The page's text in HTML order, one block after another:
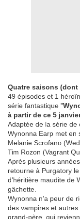
Quatre saisons
49 épisodes et 1
série fantastique "
à partir de ce 5
Adaptée de la série de
Wynonna Earp met en
Melanie Scrofano
Tim Rozon (Vagrant
Après plusieurs
retourne à Purgatory
d’héritière maudite de
gâchette.
Wynonna n’a peur de
des vampires et
grand-père, qui